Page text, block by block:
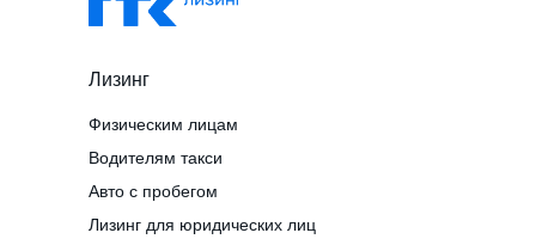
Лизинг
Водителям такси
Физическим лицам
Авто с пробегом
Лизинг для юридических лиц